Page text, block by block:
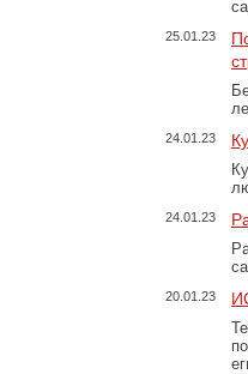
25.01.23
24.01.23
24.01.23
20.01.23